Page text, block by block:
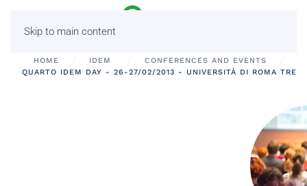
Skip to main content
HOME IDEM
CONFERENCES AND EVENTS
QUARTO IDEM DAY - 26-27/02/2013 - UNIVERSITÀ DI ROMA TRE